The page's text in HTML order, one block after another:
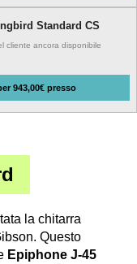
Standard CS
cliente ancora disponibile
943,00€ presso
la chitarra
Questo
Epiphone J-45